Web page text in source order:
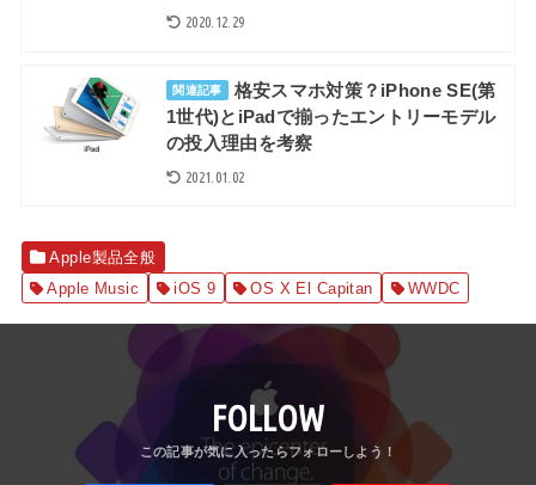
2020.12.29
関連記事
格安スマホ対策？iPhone SE(第
1世代)とiPadで揃ったエントリーモデル
の投入理由を考察
2021.01.02
Apple製品全般
Apple Music
iOS 9 OS X El Capitan WWDC
FOLLOW